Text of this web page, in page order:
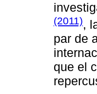
(2011),
par de
que el